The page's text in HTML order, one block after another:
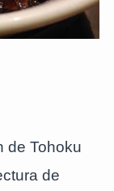
de Tohoku
de